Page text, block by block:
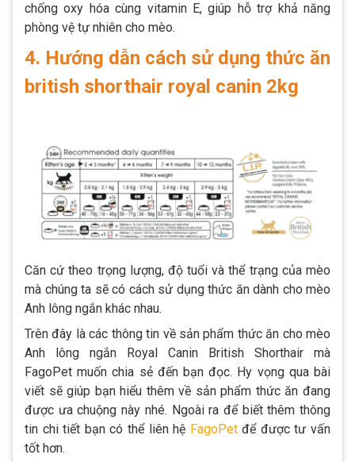
chống oxy hóa cùng vitamin E, giúp hỗ trợ khả năng
phòng vệ tự nhiên cho mèo.
4. Hướng dẫn cách sử dụng thức ăn
british shorthair royal canin 2kg
Căn cứ theo trọng lượng, độ tuổi và thể trạng của mèo
mà chúng ta sẽ có cách sử dụng thức ăn dành cho mèo
Anh lông ngắn khác nhau.
Trên đây là các thông tin về sản phẩm thức ăn cho mèo
Anh lông ngắn Royal Canin British Shorthair mà
FagoPet muốn chia sẻ đến bạn đọc. Hy vọng qua bài
viết sẽ giúp bạn hiểu thêm về sản phẩm thức ăn đang
được ưa chuộng này nhé. Ngoài ra để biết thêm thông
tin chi tiết bạn có thể liên hệ FagoPetđể được tư vấn
tốt hơn.